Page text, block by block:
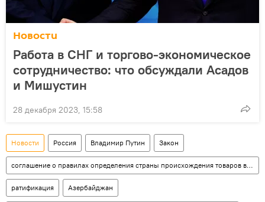
Новости
Работа в СНГ и торгово-экономическое
сотрудничество: что обсуждали Асадов
и Мишустин
28 декабря 2023, 15:58
Новости Россия Владимир Путин Закон
соглашение о правилах определения страны происхождения товаров в СНГ
ратификация Азербайджан